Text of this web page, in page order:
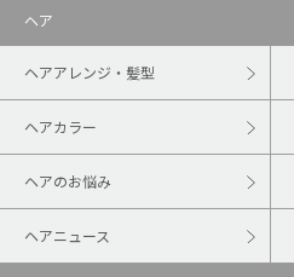
ヘア
ヘアアレンジ・髪型
ヘアカラー
ヘアのお悩み
ヘアニュース